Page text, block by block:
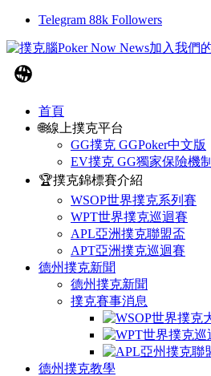
Telegram 88k Followers
首頁
🌐線上撲克平台
GG撲克 GGPoker中文版
EV撲克 GG獨家保險機制
🏆撲克錦標賽介紹
WSOP世界撲克系列賽
WPT世界撲克巡迴賽
APL亞洲撲克聯盟盃
APT亞洲撲克巡迴賽
德州撲克新聞
德州撲克新聞
撲克賽事消息
德州撲克教學